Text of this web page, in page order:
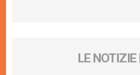
LE NOTIZIE